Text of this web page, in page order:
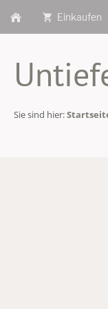
Einkaufen
Sie sind hier: